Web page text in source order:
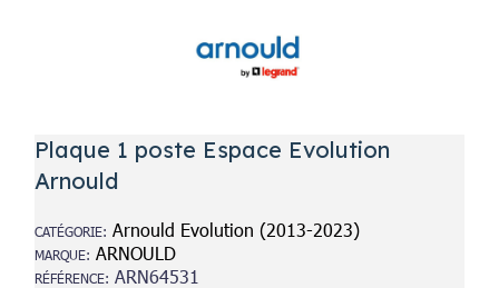
Plaque 1 poste Espace Evolution
Arnould
CATÉGORIE Arnould Evolution (2013-2023)
MARQUE ARNOULD
RÉFÉRENCE ARN64531